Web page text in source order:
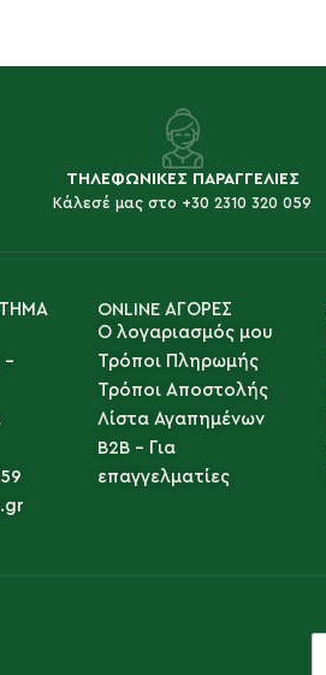
ΤΗΛΕΦΩΝΙΚΕΣ ΠΑΡΑΓΓΕΛΙΕΣ
Κάλεσέ μας στο +30 2310 320 059
-
ONLINE ΑΓΟΡΕΣ
Ο λογαριασμός μου
Τρόποι Πληρωμής
Τρόποι Αποστολής
Λίστα Αγαπημένων
B2B - Για
επαγγελματίες